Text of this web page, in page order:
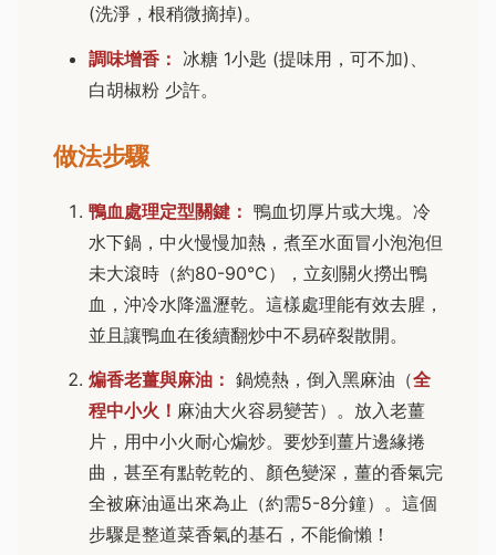
(洗淨，根稍微摘掉)。
調味增香： 冰糖 1小匙 (提味用，可不加)、
白胡椒粉 少許。
做法步驟
鴨血處理定型關鍵： 鴨血切厚片或大塊。冷
水下鍋，中火慢慢加熱，煮至水面冒小泡泡但
未大滾時（約80-90°C），立刻關火撈出鴨
血，沖冷水降溫瀝乾。這樣處理能有效去腥，
並且讓鴨血在後續翻炒中不易碎裂散開。
煸香老薑與麻油： 鍋燒熱，倒入黑麻油（全
程中小火！ 麻油大火容易變苦）。放入老薑
片，用中小火耐心煸炒。要炒到薑片邊緣捲
曲，甚至有點乾乾的、顏色變深，薑的香氣完
全被麻油逼出來為止（約需5-8分鐘）。這個
步驟是整道菜香氣的基石，不能偷懶！